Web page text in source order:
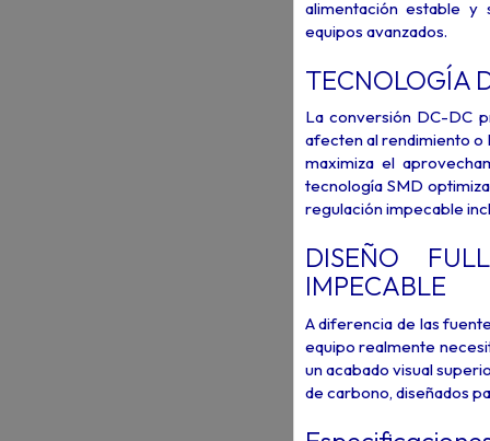
alimentación estable y
equipos avanzados.
TECNOLOGÍA
La conversión DC-DC
afecten al rendimiento o
maximiza el
tecnología SMD
regulación impecable
DISEÑO
IMPECABLE
A diferencia de las
equipo realmente
un acabado visual
de carbono, diseñados